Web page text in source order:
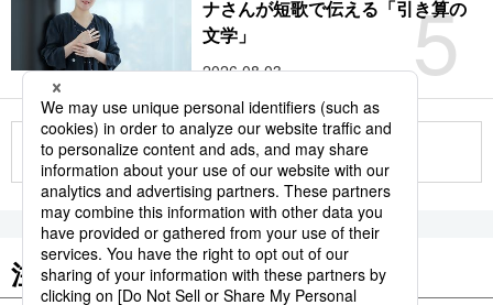
5
ナさんが短歌で伝える「引き算の
文学」
2026.08.03
もっと見る
注目のキーワード